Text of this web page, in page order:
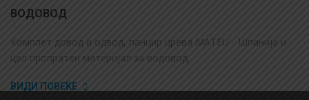
ВОДОВОД
Комплет довод и одвод, панцир црева MATEU - Шпанија и
цел пропратен материјал за водовод.
ВИДИ ПОВЕЌЕ